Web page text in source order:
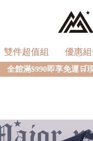
雙件超值組 優惠
滿$990即享免運🛒現貨